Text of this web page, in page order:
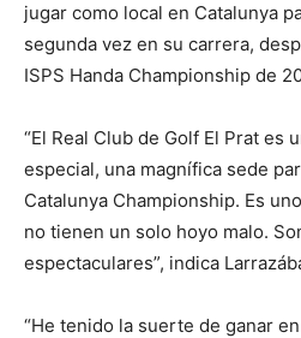
jugar como local en Catalunya
segunda vez en su carrera,
ISPS Handa Championship de
“El Real Club de Golf El Prat es
especial, una magnífica sede
Catalunya Championship. Es
no tienen un solo hoyo malo.
espectaculares”, indica
“He tenido la suerte de ganar